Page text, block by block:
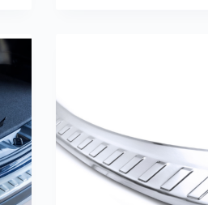
der
Produktseite
gewählt
werden